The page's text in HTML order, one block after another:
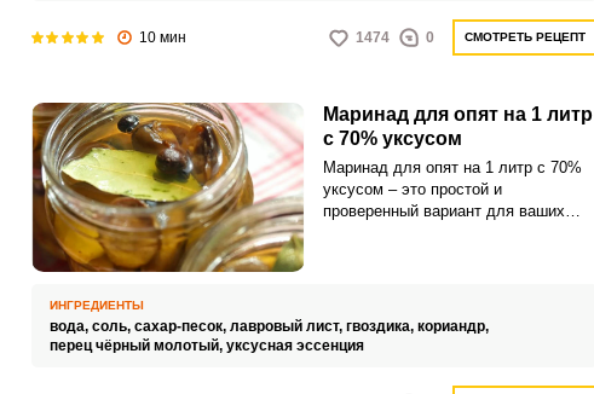
10 мин 1474 0 СМОТРЕТЬ РЕЦЕПТ
Маринад для опят на 1 литр
с 70% уксусом
Маринад для опят на 1 литр с 70%
уксусом – это простой и
проверенный вариант для ваших
ИНГРЕДИЕНТЫ
вода, соль, сахар-песок, лавровый лист, гвоздика, кориандр,
перец чёрный молотый, уксусная эссенция